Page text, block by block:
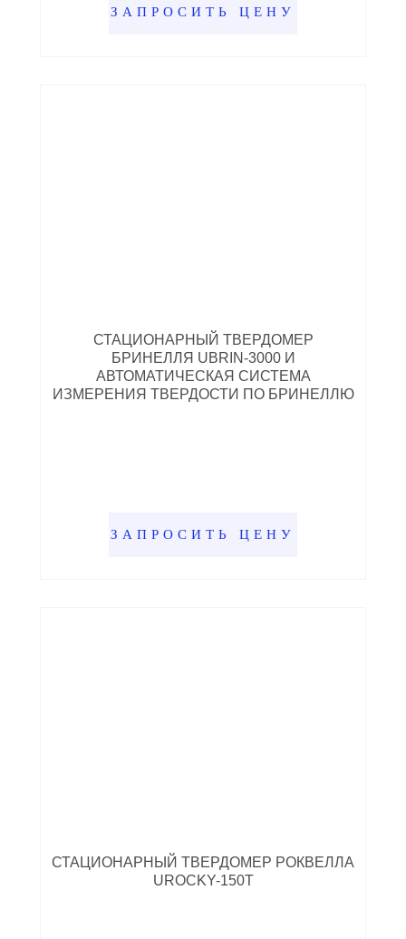
ЗАПРОСИТЬ ЦЕНУ
СТАЦИОНАРНЫЙ ТВЕРДОМЕР
БРИНЕЛЛЯ UBRIN-3000 И
АВТОМАТИЧЕСКАЯ СИСТЕМА
ИЗМЕРЕНИЯ ТВЕРДОСТИ ПО БРИНЕЛЛЮ
ЗАПРОСИТЬ ЦЕНУ
СТАЦИОНАРНЫЙ ТВЕРДОМЕР РОКВЕЛЛА
UROCKY-150T